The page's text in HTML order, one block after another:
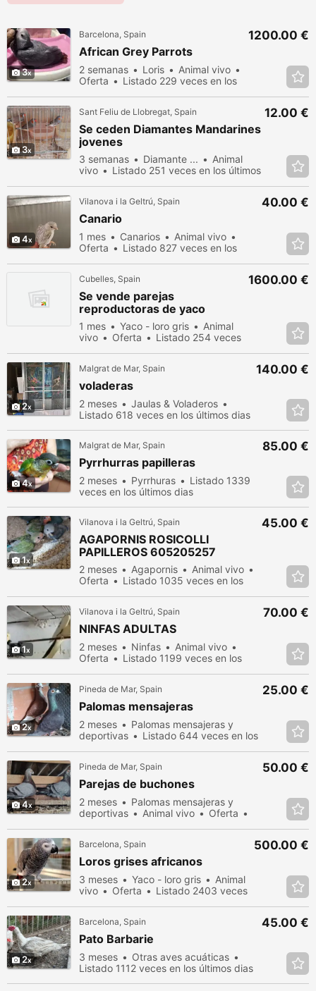
3
Barcelona, Spain
African Grey Parrots
2 semanas Loris
Animal vivo
Oferta
Listado 229 veces en los
1200.00 €
3
Sant Feliu de Llobregat, Spain
Se ceden Diamantes Mandarines
jovenes
3 semanas Diamante ...
Animal
vivo
Listado 251 veces en los últimos
12.00 €
4
Vilanova i la Geltrú, Spain
Canario
1 mes Canarios
Animal vivo
Oferta
Listado 827 veces en los
40.00 €
Cubelles, Spain
Se vende parejas
reproductoras de yaco
1 mes Yaco - loro gris
Animal
vivo
Oferta
Listado 254 veces
1600.00 €
2
Malgrat de Mar, Spain
voladeras
2 meses
Jaulas & Voladeros
Listado 618 veces en los últimos dias
140.00 €
4
Malgrat de Mar, Spain
Pyrrhurras papilleras
2 meses Pyrrhuras
Listado 1339
veces en los últimos dias
85.00 €
1
Vilanova i la Geltrú, Spain
AGAPORNIS ROSICOLLI
PAPILLEROS 605205257
2 meses Agapornis
Animal vivo
Oferta
Listado 1035 veces en los
45.00 €
1
Vilanova i la Geltrú, Spain
NINFAS ADULTAS
2 meses Ninfas
Animal vivo
Oferta
Listado 1199 veces en los
70.00 €
2
Pineda de Mar, Spain
Palomas mensajeras
2 meses
Palomas mensajeras y
deportivas
Listado 644 veces en los
25.00 €
4
Pineda de Mar, Spain
Parejas de buchones
2 meses
Palomas mensajeras y
deportivas
Animal vivo
Oferta
50.00 €
2
Barcelona, Spain
Loros grises africanos
3 meses Yaco - loro gris
Animal
vivo
Oferta
Listado 2403 veces
500.00 €
2
Barcelona, Spain
Pato Barbarie
3 meses
Otras aves acuáticas
Listado 1112 veces en los últimos dias
45.00 €